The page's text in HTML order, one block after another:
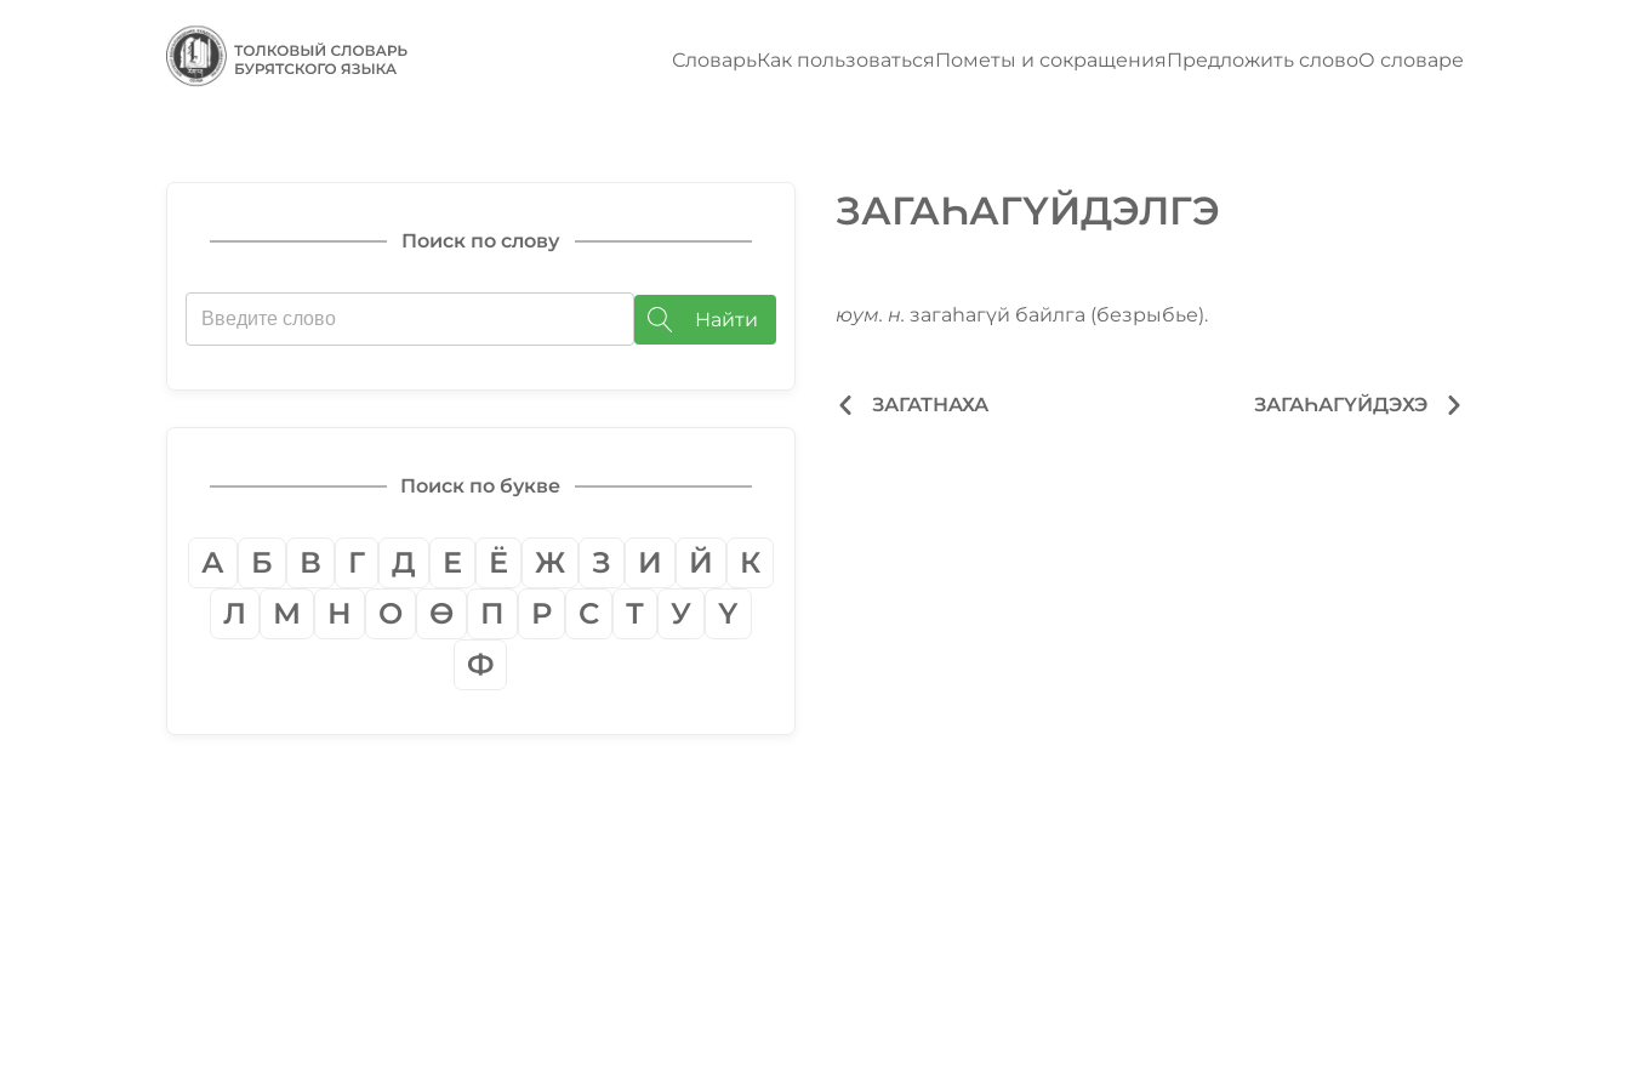
СловарьКак пользоваться Пометы и сокращения Предложить словоО словаре
Поиск по слову
Найти
Поиск по букве
А Б В Г Д Е Ё Ж З И Й
К
Л
М Н О Ѳ П Р С Т У
Ү
Ф
ЗАГАҺАГҮЙДЭЛГЭ
юум. н. загаһагүй байлга (безрыбье).
ЗАГАТНАХА ЗАГАҺАГҮЙДЭХЭ